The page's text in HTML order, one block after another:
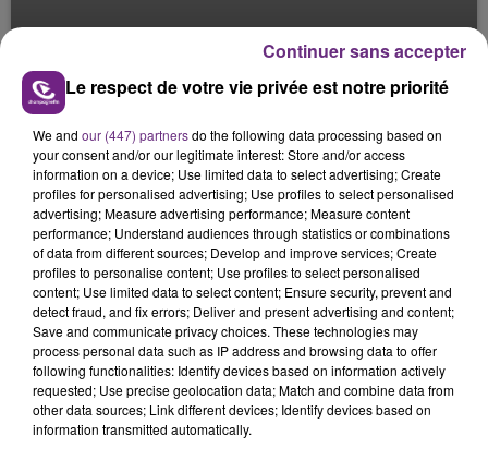
VENDANGES : PRÉVENIR LES TMS
Les interviews de la rédac'
Le respect de votre vie privée est notre priorité
We and our (447) partnersdo the following data processing based on
your consent and/or our legitimate interest: Store and/or access
information on a device; Use limited data to select advertising; Create
profiles for personalised advertising; Use profiles to select personalised
advertising; Measure advertising performance; Measure content
performance; Understand audiences through statistics or combinations
of data from different sources; Develop and improve services; Create
profiles to personalise content; Use profiles to select personalised
content; Use limited data to select content; Ensure security, prevent and
detect fraud, and fix errors; Deliver and present advertising and content;
Save and communicate privacy choices. These technologies may
process personal data such as IP address and browsing data to offer
following functionalities: Identify devices based on information actively
requested; Use precise geolocation data; Match and combine data from
other data sources; Link different devices; Identify devices based on
information transmitted automatically.
Continuer sans accepter